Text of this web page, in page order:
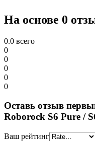
На основе 0
0.0 всего
0
0
0
0
0
Оставь отзыв
Roborock S6 Pure /
Ваш рейтинг